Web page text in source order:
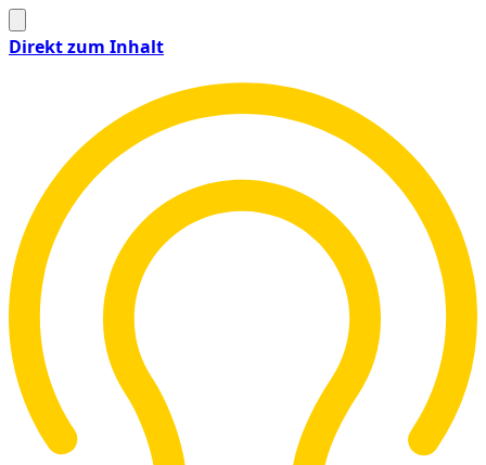
Direkt zum Inhalt